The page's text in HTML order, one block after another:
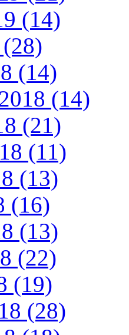
(14)
(28)
(14)
(14)
(21)
(11)
(13)
(16)
(13)
(22)
(19)
(28)